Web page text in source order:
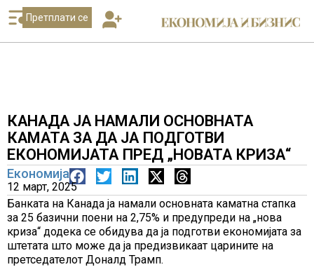
Претплати се
КАНАДА ЈА НАМАЛИ ОСНОВНАТА
КАМАТА ЗА ДА ЈА ПОДГОТВИ
ЕКОНОМИЈАТА ПРЕД „НОВАТА КРИЗА“
Економија
12 март, 2025
Банката на Канада ја намали основната каматна стапка
за 25 базични поени на 2,75% и предупреди на „нова
криза“ додека се обидува да ја подготви економијата за
штетата што може да ја предизвикаат царините на
претседателот Доналд Трамп.